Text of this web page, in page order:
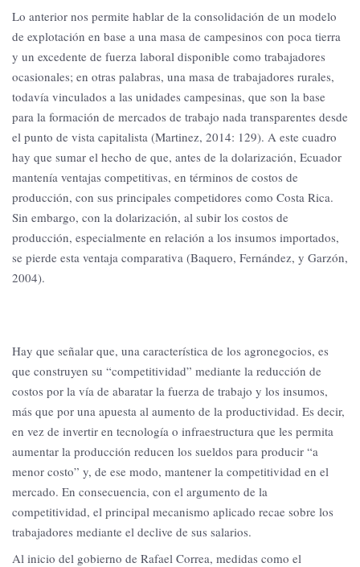
Lo anterior nos permite hablar de la consolidación de un modelo
de explotación en base a una masa de campesinos con poca tierra
y un excedente de fuerza laboral disponible como trabajadores
ocasionales; en otras palabras, una masa de trabajadores rurales,
todavía vinculados a las unidades campesinas, que son la base
para la formación de mercados de trabajo nada transparentes desde
el punto de vista capitalista (Martinez, 2014: 129). A este cuadro
hay que sumar el hecho de que, antes de la dolarización, Ecuador
mantenía ventajas competitivas, en términos de costos de
producción, con sus principales competidores como Costa Rica.
Sin embargo, con la dolarización, al subir los costos de
producción, especialmente en relación a los insumos importados,
se pierde esta ventaja comparativa (Baquero, Fernández, y Garzón,
2004).
Hay que señalar que, una característica de los agronegocios, es
que construyen su “competitividad” mediante la reducción de
costos por la vía de abaratar la fuerza de trabajo y los insumos,
más que por una apuesta al aumento de la productividad. Es decir,
en vez de invertir en tecnología o infraestructura que les permita
aumentar la producción reducen los sueldos para producir “a
menor costo” y, de ese modo, mantener la competitividad en el
mercado. En consecuencia, con el argumento de la
competitividad, el principal mecanismo aplicado recae sobre los
trabajadores mediante el declive de sus salarios.
Al inicio del gobierno de Rafael Correa, medidas como el